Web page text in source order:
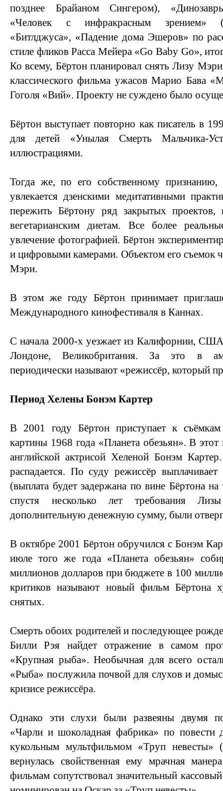
позднее Брайаном Сингером),
«Человек с инфракрасным зрением»
«Битлджуса», «Падение дома Эшеров» по
стиле фликов Расса Мейера «Go Baby Go»,
Ко всему, Бёртон планировал снять Лизу
классического фильма ужасов Марио Бава
Гоголя «Вий». Проекту не суждено было
Бёртон выступает повторно как писатель в
для детей «Унылая Смерть Мальчика-
иллюстрациями.
Тогда же, по его собственному
увлекается дзенскими медитативными
пережить Бёртону ряд закрытых проектов,
вегетарианским диетам. Все более
увлечение фотографией. Бёртон
и цифровыми камерами. Объектом его съемок
Мэри.
В этом же году Бёртон принимает
Международного кинофестиваля в Каннах.
С начала 2000-х уезжает из Калифорнии,
Лондоне, Великобритания. За это в
периодически называют «режиссёр, который
Период Хелены Бонэм Картер
В 2001 году Бёртон приступает к съёмкам
картины 1968 года «Планета обезьян». В этот
английской актрисой Хеленой Бонэм
распадается. По суду режиссёр
(выплата будет задержана по вине Бёртона
спустя несколько лет требования
дополнительную денежную сумму, были
В октябре 2001 Бёртон обручился с Бонэм
июле того же года «Планета обезьян»
миллионов долларов при бюджете в 100
критиков называют новый фильм Бёртона
снятых.
Смерть обоих родителей и последующее
Билли Рэя найдет отражение в самом
«Крупная рыба». Необычная для всего
«Рыба» послужила почвой для слухов и
кризисе режиссёра.
Однако эти слухи были развеяны двумя
«Чарли и шоколадная фабрика» по повести
кукольным мультфильмом «Труп
вернулась свойственная ему мрачная
фильмам сопутствовал значительный